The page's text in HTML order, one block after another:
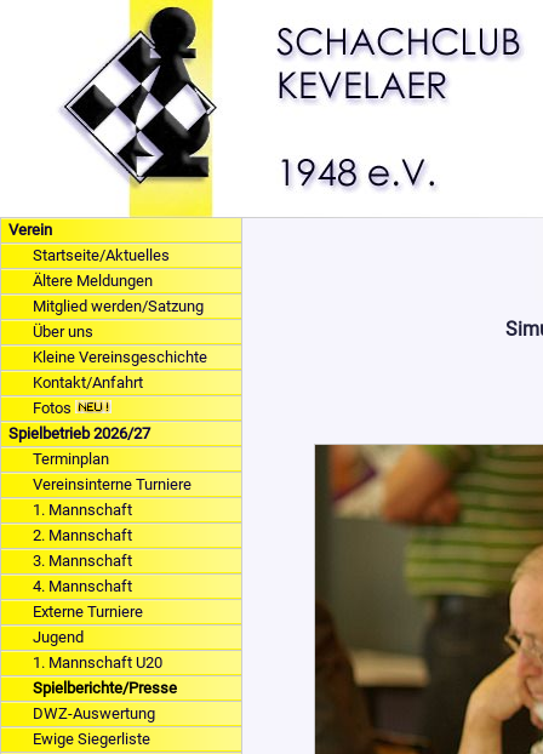
Verein
Startseite/Aktuelles
Ältere Meldungen
Mitglied werden/Satzung
Über uns
Kleine Vereinsgeschichte
Kontakt/Anfahrt
Fotos
Spielbetrieb 2026/27
Terminplan
Vereinsinterne Turniere
1. Mannschaft
2. Mannschaft
3. Mannschaft
4. Mannschaft
Externe Turniere
Jugend
1. Mannschaft U20
Spielberichte/Presse
DWZ-Auswertung
Ewige Siegerliste